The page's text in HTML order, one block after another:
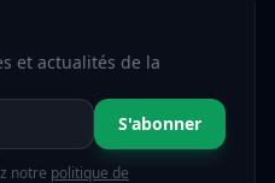
et actualités de la
S'abonner
notre politique de